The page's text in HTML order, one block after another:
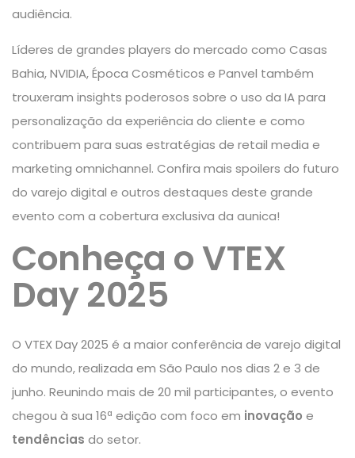
audiência.
Líderes de grandes players do mercado como Casas
Bahia, NVIDIA, Época Cosméticos e Panvel também
trouxeram insights poderosos sobre o uso da IA para
personalização da experiência do cliente e como
contribuem para suas estratégias de retail media e
marketing omnichannel. Confira mais spoilers do futuro
do varejo digital e outros destaques deste grande
evento com a cobertura exclusiva da aunica!
Conheça oVTEX
Day 2025
O VTEX Day 2025 é a maior conferência de varejo digital
do mundo, realizada em São Paulo nos dias 2 e 3 de
junho. Reunindo mais de 20 mil participantes, o evento
chegou à sua 16ª edição com foco em inovação e
tendências do setor.